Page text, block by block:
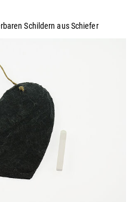
Schildern aus Schiefer